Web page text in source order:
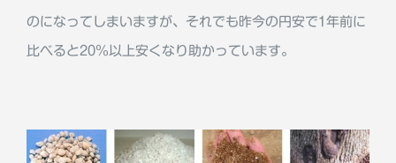
のになってしまいますが、それでも昨今の円安で1年前に
比べると20％以上安くなり助かっています。